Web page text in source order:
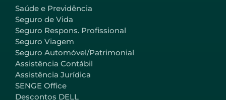
Saúde e Previdência
Seguro de Vida
Seguro Respons. Profissional
Seguro Viagem
Seguro Automóvel/Patrimonial
Assistência Contábil
Assistência Jurídica
SENGE Office
Descontos DELL